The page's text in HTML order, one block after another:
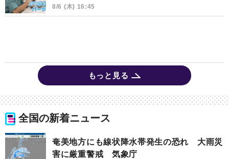
8/6 (木) 16:45
もっと見る
全国の新着ニュース
奄美地方にも線状降水帯発生の恐れ 大雨災
害に厳重警戒 気象庁